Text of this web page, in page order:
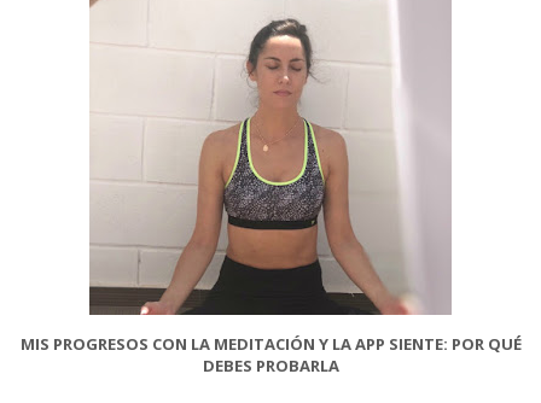
MIS PROGRESOS CON LA MEDITACIÓN Y LA APP SIENTE: POR QUÉ
DEBES PROBARLA